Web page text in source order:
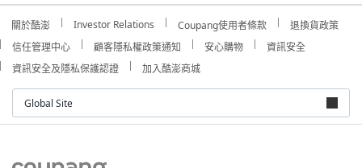
關於酷澎 Investor Relations Coupang使用者條款
退換貨政策
信任管理中心
顧客隱私權政策通知 安心購物
資訊安全
資訊安全及隱私保護認證
加入酷澎商城
Global Site